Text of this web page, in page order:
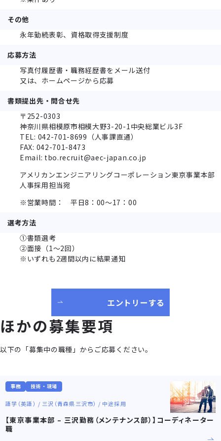
その他
永年勤続表彰、資格取得支援制度
応募方法
写真付履歴書・職務経歴書をメール送付
又は、ホームページから応募
書類提出先・問合せ先
〒252-0303
神奈川県相模原市相模⼤野3-20-1中央総業ビル3F
TEL: 042-701-8699（人事課直通）
FAX: 042-701-8473
Email: tbo.recruit@aec-japan.co.jp
アメリカンエンジニアリングコーポレーション東京事業本部
人事採用担当宛
※営業時間： 平日8：00～17：00
選考方法
①書類選考
②面接（1～2回）
※いずれも2週間以内に結果通知
エントリーする
ほかの募集要項
以下の「募集中の職種」からご応募ください。
事務 技術・現場
語学（英語） / 三沢（青森県三沢市） / 中途採用
【東京事業本部 – 三沢勤務（メンテナンス部）】コーディネーター
職